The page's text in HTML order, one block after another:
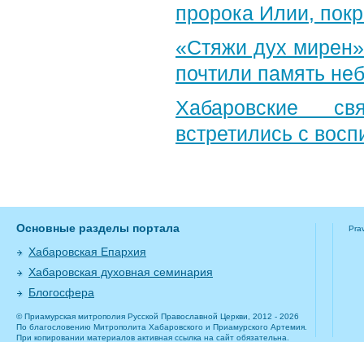
пророка Илии,
«Стяжи дух
почтили память
Хабаровские
встретились с
Основные разделы портала
Хабаровская Епархия
Хабаровская духовная семинария
Блогосфера
© Приамурская митрополия Русской Православной Церкви, 2012 - 2026
По благословению Митрополита Хабаровского и Приамурского Артемия.
При копировании материалов активная ссылка на сайт обязательна.